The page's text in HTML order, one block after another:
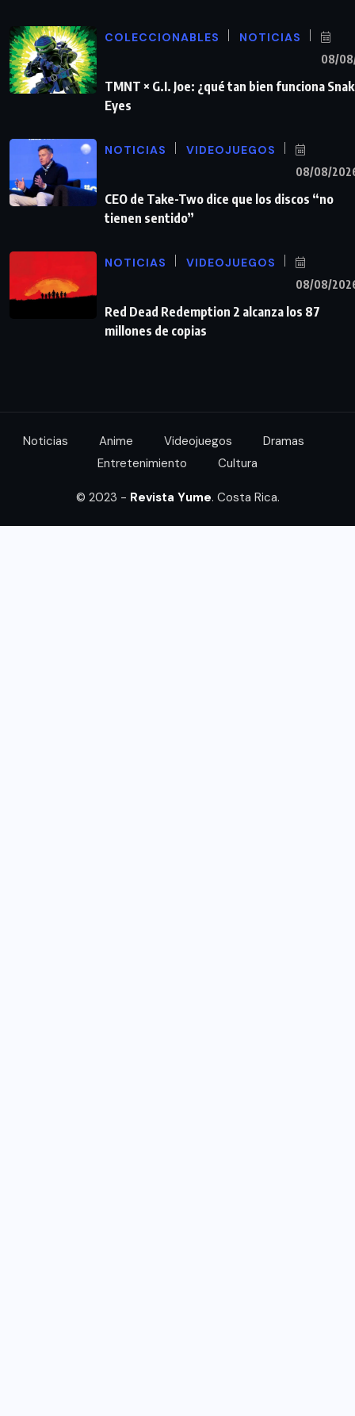
COLECCIONABLES NOTICIAS
08/
TMNT × G.I. Joe: ¿qué tan bien funciona
Eyes
NOTICIAS VIDEOJUEGOS
08/08/
CEO de Take-Two dice que los discos “no
tienen sentido”
NOTICIAS VIDEOJUEGOS
08/08/
Red Dead Redemption 2 alcanza los 87
millones de copias
Noticias Anime Videojuegos
Dramas
Entretenimiento
Cultura
© 2023 - Revista Yume. Costa Rica.